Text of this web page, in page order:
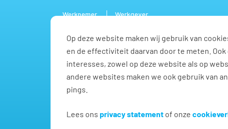
Op deze website maken wij gebruik van
en de effectiviteit daarvan door te meten.
interesses, zowel op deze website als op
andere websites maken we ook gebruik van
pings.
Lees ons privacy statement of onze
Werknemer Werkgever
Vacatures
Commercieel / verkoop